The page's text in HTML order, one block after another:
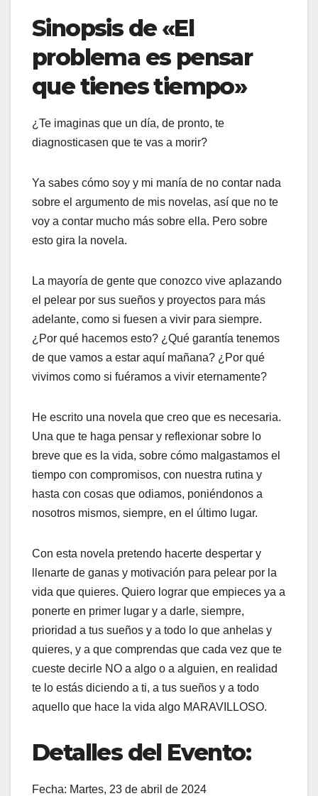
Sinopsis de «El
problema es pensar
que tienes tiempo»
¿Te imaginas que un día, de pronto, te
diagnosticasen que te vas a morir?
Ya sabes cómo soy y mi manía de no contar nada
sobre el argumento de mis novelas, así que no te
voy a contar mucho más sobre ella. Pero sobre
esto gira la novela.
La mayoría de gente que conozco vive aplazando
el pelear por sus sueños y proyectos para más
adelante, como si fuesen a vivir para siempre.
¿Por qué hacemos esto? ¿Qué garantía tenemos
de que vamos a estar aquí mañana? ¿Por qué
vivimos como si fuéramos a vivir eternamente?
He escrito una novela que creo que es necesaria.
Una que te haga pensar y reflexionar sobre lo
breve que es la vida, sobre cómo malgastamos el
tiempo con compromisos, con nuestra rutina y
hasta con cosas que odiamos, poniéndonos a
nosotros mismos, siempre, en el último lugar.
Con esta novela pretendo hacerte despertar y
llenarte de ganas y motivación para pelear por la
vida que quieres. Quiero lograr que empieces ya a
ponerte en primer lugar y a darle, siempre,
prioridad a tus sueños y a todo lo que anhelas y
quieres, y a que comprendas que cada vez que te
cueste decirle NO a algo o a alguien, en realidad
te lo estás diciendo a ti, a tus sueños y a todo
aquello que hace la vida algo MARAVILLOSO.
Detalles del Evento:
Fecha: Martes, 23 de abril de 2024